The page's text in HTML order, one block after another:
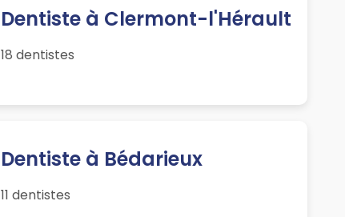
Dentiste à Clermont-l'Hérault
18 dentistes
Dentiste à Bédarieux
11 dentistes